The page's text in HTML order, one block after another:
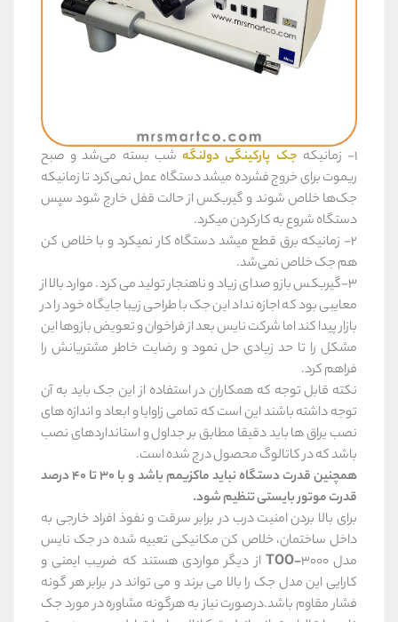
1- زمانیکه جک پارکینگی دولنگهشب بسته می‌شد و صبح
ریموت برای خروج فشرده میشد دستگاه عمل نمی‌کرد تا زمانیکه
جک‌ها خلاص شوند و گیربکس از حالت قفل خارج شود سپس
دستگاه شروع به کارکردن میکرد.
2- زمانیکه برق قطع میشد دستگاه کار نمیکرد و با خلاص کن
هم جک خلاص نمی‌شد.
3-گیربکس بازو صدای زیاد و ناهنجار تولید می کرد. موارد بالا از
معایبی بود که اجازه نداد این جک با طراحی زیبا جایگاه خود را در
بازار پیدا کند اما شرکت نایس بعد از فراخوان و تعویض بازوها این
مشکل را تا حد زیادی حل نمود و رضایت خاطر مشتریانش را
فراهم کرد.
نکته قابل توجه که همکاران در استفاده از این جک باید به آن
توجه داشته باشند این است که تمامی زاوایا و ابعاد و اندازه های
نصب یراق ها باید دقیقا مطابق بر جداول و استانداردهای نصب
باشد که در کاتالوگ محصول درج شده است.
همچنین قدرت دستگاه نباید ماکزیمم باشد و با 30 تا 40 درصد
قدرت موتور بایستی تنظیم شود.
برای بالا بردن امنیت درب در برابر سرقت و نفوذ افراد خارجی به
داخل ساختمان، خلاص کن مکانیکی تعبیه شده در جک نایس
مدل
TOO- 3000 از دیگر مواردی هستند که ضریب ایمنی و
کارایی این مدل جک را بالا می برند و می تواند در برابر هر گونه
فشار مقاوم باشد.درصورت نیاز به هرگونه مشاوره در مورد جک